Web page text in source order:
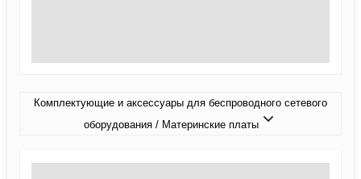
Комплектующие и аксессуары для беспроводного сетевого
оборудования / Материнские платы